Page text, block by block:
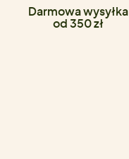
Darmowa wysyłka
od 350 zł